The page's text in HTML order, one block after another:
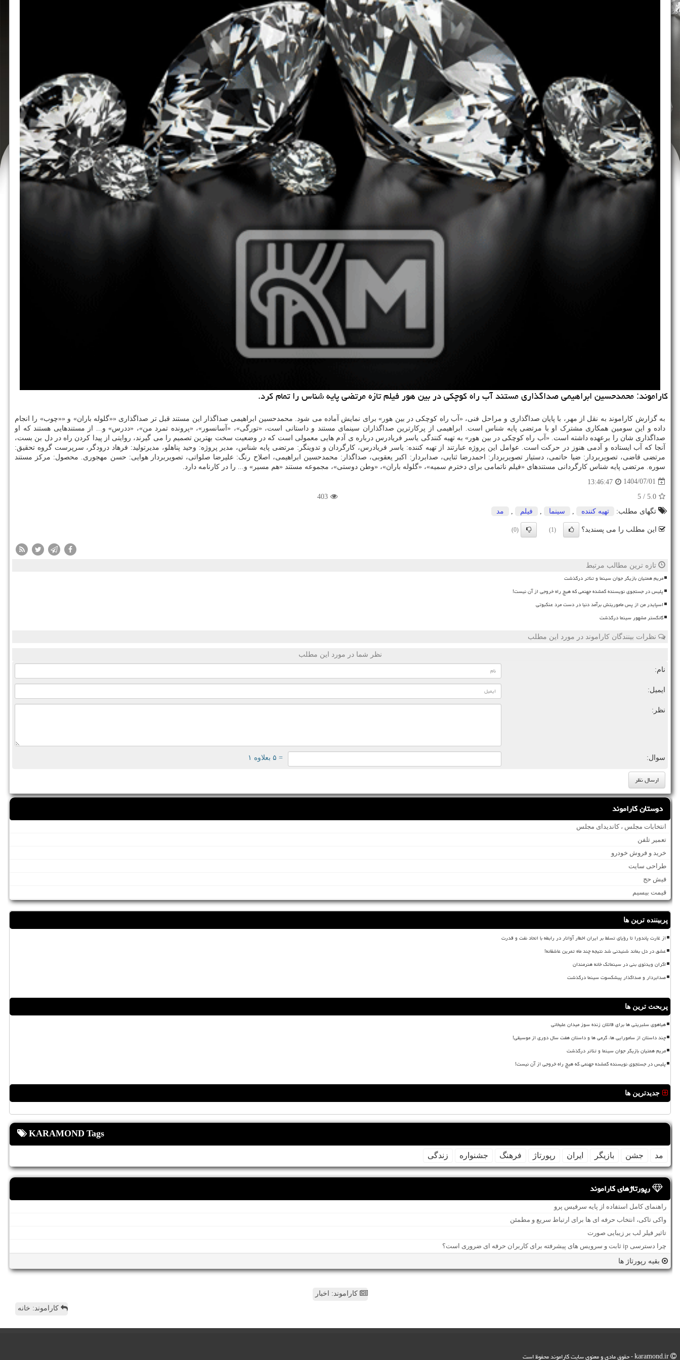
کاراموند: محمدحسین ابراهیمی صداگذاری مستند آب راه کوچکی در بین هور فیلم تازه مرتضی پایه شناس را تمام کرد.
به گزارش کاراموند به نقل از مهر، با پایان صداگذاری و مراحل فنی، «آب راه کوچکی در بین هور» برای نمایش آماده می شود. محمدحسین ابراهیمی صداگذار این مستند قبل تر صداگذاری ««گلوله باران» و ««چوب» را انجام
داده و این سومین همکاری مشترک او با مرتضی پایه شناس است. ابراهیمی از پرکارترین صداگذاران سینمای مستند و داستانی است، «تورگی»، «آسانسور»، «پرونده تمرد من»، «ددرس» و... از مستندهایی هستند که او
صداگذاری شان را برعهده داشته است. «آب راه کوچکی در بین هور» به تهیه کنندگی یاسر فریادرس درباره ی آدم هایی معمولی است که در وضعیت سخت بهترین تصمیم را می گیرند، روایتی از پیدا کردن راه در دل بن بست،
آنجا که آب ایستاده و آدمی هنوز در حرکت است. عوامل این پروژه عبارتند از تهیه کننده: یاسر فریادرس، کارگردان و تدوینگر: مرتضی پایه شناس، مدیر پروژه: وحید پناهلو، مدیرتولید: فرهاد درودگر، سرپرست گروه تحقیق:
مرتضی قاضی، تصویربردار: ضیا حاتمی، دستیار تصویربردار: احمدرضا ثنایی، صدابردار: اکبر یعقوبی، صداگذار: محمدحسین ابراهیمی، اصلاح رنگ: علیرضا صلواتی، تصویربردار هوایی: حسن مهجوری. محصول: مرکز مستند
سوره. مرتضی پایه شناس کارگردانی مستندهای «فیلم ناتمامی برای دخترم سمیه»، «گلوله باران»، «وطن دوستی»، مجموعه مستند «هم مسیر» و... را در کارنامه دارد.
1404/07/01
13:46:47
5.0
/ 5
403
تگهای مطلب:
تهیه كننده سینما فیلم مد
این مطلب را می پسندید؟ (1)
(0)
تازه ترین مطالب مرتبط
مریم همتیان بازیگر جوان سینما و تئاتر درگذشت
پلیس در جستجوی نویسنده گمشده جهنمی که هیچ راه خروجی از آن نیست!
اسپایدر من از پس ماموریتش برآمد دنیا در دست مرد عنکبوتی
گانگستر مشهور سینما درگذشت
نظرات بینندگان کاراموند در مورد این مطلب
نظر شما در مورد این مطلب
نام:
ایمیل:
نظر:
سوال: = ۵ بعلاوه ۱
دوستان کاراموند
انتخابات مجلس ، کاندیدای مجلس
تعمیر تلفن
خرید و فروش خودرو
طراحی سایت
فیش حج
قیمت بیسیم
پربیننده ترین ها
از غارت پاندورا تا رؤیای تسلط بر ایران اخطار آواتار در رابطه با اتحاد نفت و قدرت
عشق در دل بماند شنیدنی شد نتیجه چند ماه تمرین عاشقانه!
اکران ویدئوی بنی در سینماتک خانه هنرمندان
صدابردار و صداگذار پیشکسوت سینما درگذشت
پربحث ترین ها
هیاهوی سلبریتی ها برای قاتلان زنده سوز میدان علیخانی
چند داستان از سامورایی ها، گرمی ها و داستان هفت سال دوری از موسیقی!
مریم همتیان بازیگر جوان سینما و تئاتر درگذشت
پلیس در جستجوی نویسنده گمشده جهنمی که هیچ راه خروجی از آن نیست!
جدیدترین ها
KARAMOND Tags
مد جشن بازیگر ایران رپورتاژ فرهنگ جشنواره زندگی
رپورتاژهای کاراموند
راهنمای کامل استفاده از پایه سرفیس پرو
واکی تاکی، انتخاب حرفه ای ها برای ارتباط سریع و مطمئن
تاثیر فیلر لب بر زیبایی صورت
چرا دسترسی ip ثابت و سرویس های پیشرفته برای کاربران حرفه ای ضروری است؟
بقیه رپورتاژ ها
کاراموند: اخبار
کاراموند: خانه